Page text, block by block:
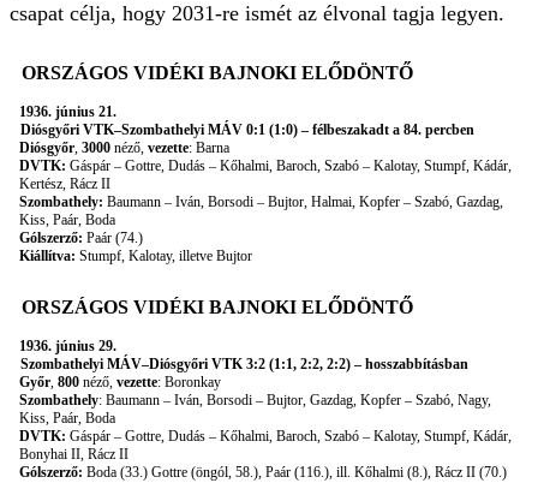
csapat célja, hogy 2031-re ismét az élvonal tagja legyen.
1936. június 21.
Diósgyőri VTK–Szombathelyi MÁV 0:1 (1:0) – félbeszakadt a 84. percben
Diósgyőr, 3000 néző, vezette: Barna
DVTK: Gáspár – Gottre, Dudás – Kőhalmi, Baroch, Szabó – Kalotay, Stumpf, Kádár,
Kertész, Rácz II
Szombathely: Baumann – Iván, Borsodi – Bujtor, Halmai, Kopfer – Szabó, Gazdag,
Kiss, Paár, Boda
Gólszerző: Paár (74.)
Kiállítva: Stumpf, Kalotay, illetve Bujtor
ORSZÁGOS VIDÉKI BAJNOKI ELŐDÖNTŐ
1936. június 29.
Szombathelyi MÁV–Diósgyőri VTK 3:2 (1:1, 2:2, 2:2) – hosszabbításban
Győr, 800 néző, vezette: Boronkay
Szombathely: Baumann – Iván, Borsodi – Bujtor, Gazdag, Kopfer – Szabó, Nagy,
Kiss, Paár, Boda
DVTK: Gáspár – Gottre, Dudás – Kőhalmi, Baroch, Szabó – Kalotay, Stumpf, Kádár,
Bonyhai II, Rácz II
Gólszerző: Boda (33.) Gottre (öngól, 58.), Paár (116.), ill. Kőhalmi (8.), Rácz II (70.)
ORSZÁGOS VIDÉKI BAJNOKI ELŐDÖNTŐ